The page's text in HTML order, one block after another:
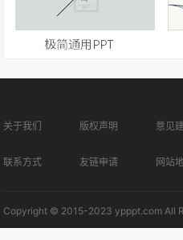
关于我们 版权声明 意见
联系方式 友链申请 网站
Copyright © 2015-2023 ypppt.com All